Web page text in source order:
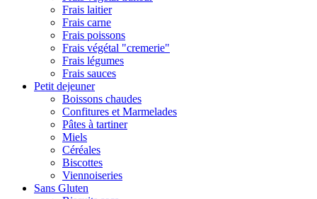
Frais laitier
Frais carne
Frais poissons
Frais végétal "cremerie"
Frais légumes
Frais sauces
Petit dejeuner
Boissons chaudes
Confitures et Marmelades
Pâtes à tartiner
Miels
Céréales
Biscottes
Viennoiseries
Sans Gluten